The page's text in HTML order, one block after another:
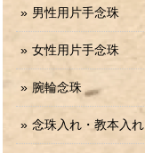
男性用片手念珠
女性用片手念珠
腕輪念珠
念珠入れ・教本入れ